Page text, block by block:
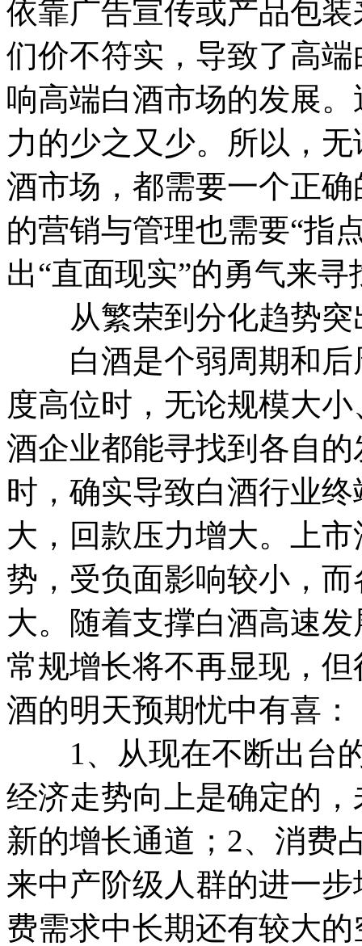
依靠广告宣传或产品包
们价不符实，导致了高
响高端白酒市场的发展
力的少之又少。所以，
酒市场，都需要一个正
的营销与管理也需要“指
出“直面现实”的勇气来
从繁荣到分化趋势突
白酒是个弱周期和后
度高位时，无论规模大
酒企业都能寻找到各自
时，确实导致白酒行业
大，回款压力增大。上
势，受负面影响较小，
大。随着支撑白酒高速
常规增长将不再显现，
酒的明天预期忧中有喜：
1、从现在不断出台的
经济走势向上是确定的
新的增长通道；2、消费
来中产阶级人群的进一
费需求中长期还有较大